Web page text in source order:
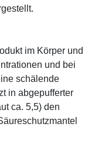
im Körper und
und bei
schälende
in abgepufferter
ca. 5,5) den